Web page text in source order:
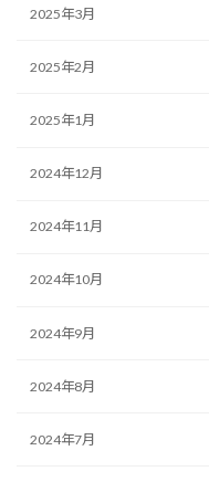
2025年3月
2025年2月
2025年1月
2024年12月
2024年11月
2024年10月
2024年9月
2024年8月
2024年7月